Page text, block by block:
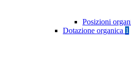
Posizioni
Dotazione organica 1